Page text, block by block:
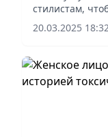
стилистам,
изменила
с
20.03.2025